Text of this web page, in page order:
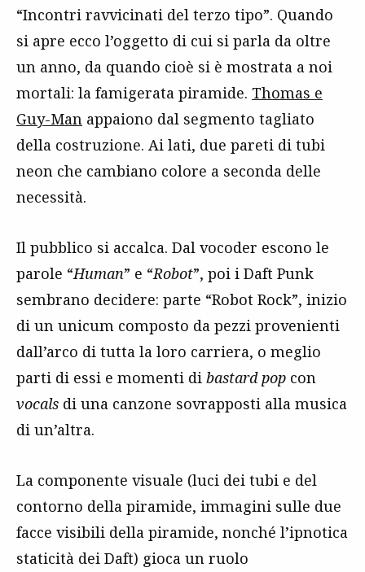
“Incontri ravvicinati del terzo tipo”. Quando
si apre ecco l’oggetto di cui si parla da oltre
un anno, da quando cioè si è mostrata a noi
mortali: la famigerata piramide. Thomas e
Guy-Man appaiono dal segmento tagliato
della costruzione. Ai lati, due pareti di tubi
neon che cambiano colore a seconda delle
necessità.
Il pubblico si accalca. Dal vocoder escono le
parole “Human” e “Robot”, poi i Daft Punk
sembrano decidere: parte “Robot Rock”, inizio
di un unicum composto da pezzi provenienti
dall’arco di tutta la loro carriera, o meglio
parti di essi e momenti di bastard pop con
vocals di una canzone sovrapposti alla musica
di un’altra.
La componente visuale (luci dei tubi e del
contorno della piramide, immagini sulle due
facce visibili della piramide, nonché l’ipnotica
staticità dei Daft) gioca un ruolo